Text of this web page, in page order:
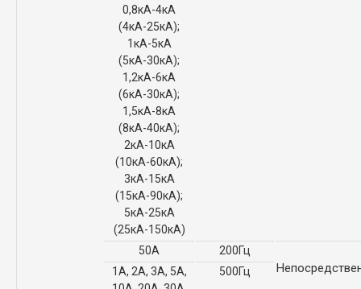
0,8кА-4кА
(4кА-25кА);
1кА-5кА
(5кА-30кА);
1,2кА-6кА
(6кА-30кА);
1,5кА-8кА
(8кА-40кА);
2кА-10кА
(10кА-60кА);
3кА-15кА
(15кА-90кА);
5кА-25кА
(25кА-150кА)
50А 200Гц
1А, 2А, 3А, 5А,
500Гц